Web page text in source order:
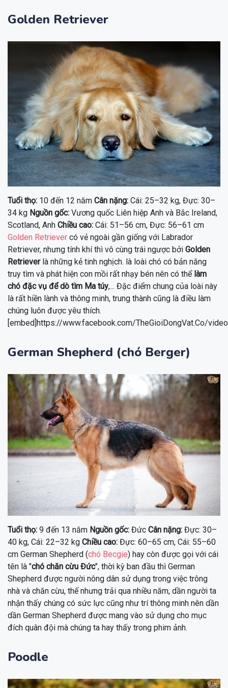
Golden Retriever
Tuổi thọ: 10 đến 12 năm Cân nặng: Cái: 25–32 kg, Đực: 30–
34 kg Nguồn gốc: Vương quốc Liên hiệp Anh và Bắc Ireland,
Scotland, Anh Chiều cao: Cái: 51–56 cm, Đực: 56–61 cm
Golden Retriever có vẻ ngoài gần giống với Labrador
Retriever, nhưng tính khí thì vô cùng trái ngược bởi Golden
Retrieverlà những kẻ tinh nghịch. là loài chó có bản năng
truy tìm và phát hiện con mồi rất nhạy bén nên có thể làm
chó đặc vụ để dò tìm Ma túy,... Đặc điểm chung của loài này
là rất hiền lành và thông minh, trung thành cũng là điều làm
chúng luôn được yêu thích.
[embed]https://www.facebook.com/TheGioiDongVat.Co/
German Shepherd (chó Berger)
Tuổi thọ: 9 đến 13 năm Nguồn gốc: Đức Cân nặng: Đực: 30–
40 kg, Cái: 22–32 kg Chiều cao: Đực: 60–65 cm, Cái: 55–60
cm German Shepherd (chó Becgie) hay còn được gọi với cái
tên là "chó chăn cừu Đức", thời kỳ ban đầu thì German
Shepherd được người nông dân sử dụng trong việc trông
nhà và chăn cừu, thế nhưng trải qua nhiều năm, dần người ta
nhận thấy chúng có sức lực cũng như trí thông minh nên dần
dần German Shepherd được mang vào sử dụng cho mục
đích quân đội mà chúng ta hay thấy trong phim ảnh.
Poodle